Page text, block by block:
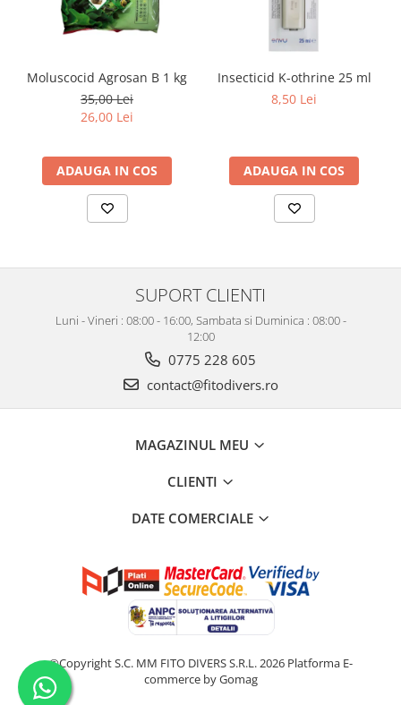
Moluscocid Agrosan B 1 kg
35,00 Lei
26,00 Lei
ADAUGA IN COS
Insecticid K-othrine 25 ml
8,50 Lei
ADAUGA IN COS
SUPORT CLIENTI
Luni - Vineri : 08:00 - 16:00, Sambata si Duminica : 08:00 -
12:00
0775 228 605
contact@fitodivers.ro
MAGAZINUL MEU
CLIENTI
DATE COMERCIALE
©Copyright S.C. MM FITO DIVERS S.R.L. 2026 Platforma E-
commerce by Gomag